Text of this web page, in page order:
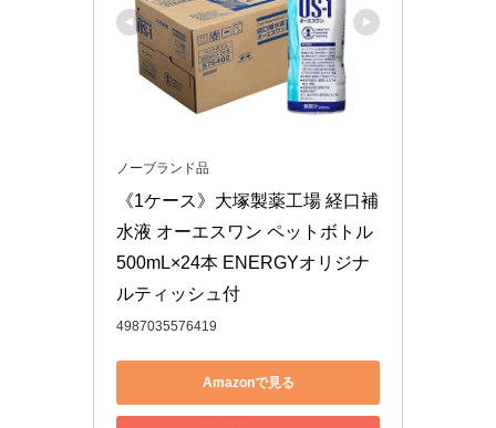
ノーブランド品
《1ケース》大塚製薬工場 経口補
水液 オーエスワン ペットボトル
500mL×24本 ENERGYオリジナ
ルティッシュ付
4987035576419
Amazonで見る